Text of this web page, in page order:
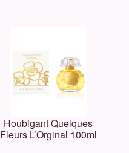
Houbigant Quelques
Fleurs L’Orginal 100ml